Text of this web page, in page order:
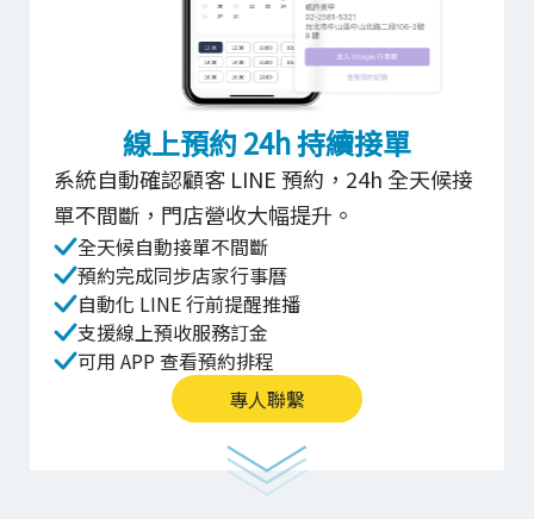
線上預約 24h 持續接單
系統自動確認顧客 LINE 預約，24h 全天候接
單不間斷，門店營收大幅提升。
全天候自動接單不間斷
預約完成同步店家行事曆
自動化 LINE 行前提醒推播
支援線上預收服務訂金
可用 APP 查看預約排程
專人聯繫